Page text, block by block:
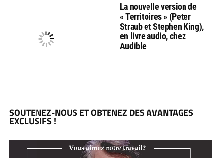
La nouvelle version de
« Territoires » (Peter
Straub et Stephen King),
en livre audio, chez
Audible
SOUTENEZ-NOUS ET OBTENEZ DES AVANTAGES
EXCLUSIFS !